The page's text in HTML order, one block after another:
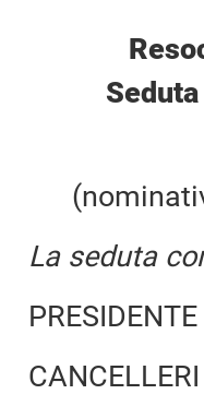
La seduta